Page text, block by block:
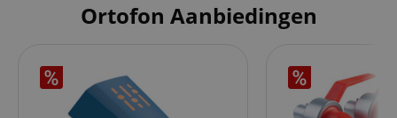
Ortofon Aanbiedingen